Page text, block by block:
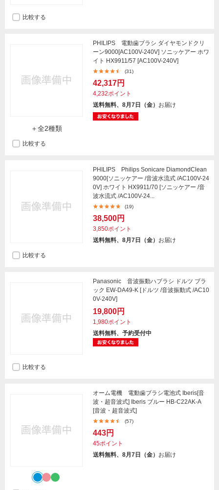
比較する
＋全2種類
PHILIPS 電動歯ブラシ ダイヤモンドクリ
ーン9000[AC100V-240V] ソニッケアー ホワ
イト HX9911/57 [AC100V-240V]
(31)
42,317円
4,232ポイント
送料無料、8月7日（金） お届け
比較する
PHILIPS Philips Sonicare DiamondClean
9000[ソニッケアー /音波水流式 /AC100V-24
0V] ホワイト HX9911/70 [ソニッケアー /音
波水流式 /AC100V-24...
(19)
38,500円
3,850ポイント
送料無料、8月7日（金） お届け
比較する
Panasonic 音波振動ハブラシ ドルツ ブラ
ック EW-DA49-K [ドルツ /音波振動式 /AC10
0V-240V]
19,800円
1,980ポイント
送料無料、予約受付中
比較する
オーム電機 電動歯ブラシ電池式 Iberis[音
波・超音波式] Iberis ブルー HB-C22AK-A
[音波・超音波式]
(57)
443円
45ポイント
送料無料、8月7日（金） お届け